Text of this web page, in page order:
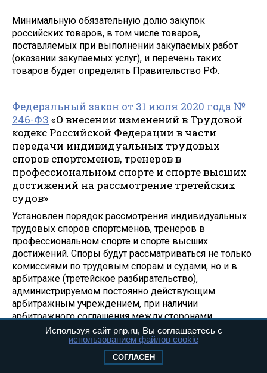
Минимальную обязательную долю закупок
российских товаров, в том числе товаров,
поставляемых при выполнении закупаемых работ
(оказании закупаемых услуг), и перечень таких
товаров будет определять Правительство РФ.
Федеральный закон от 31 июля 2020 года №
246-ФЗ «О внесении изменений в Трудовой
кодекс Российской Федерации в части
передачи индивидуальных трудовых
споров спортсменов, тренеров в
профессиональном спорте и спорте высших
достижений на рассмотрение третейских
судов»
Установлен порядок рассмотрения индивидуальных
трудовых споров спортсменов, тренеров в
профессиональном спорте и спорте высших
достижений. Споры будут рассматриваться не только
комиссиями по трудовым спорам и судами, но и в
арбитраже (третейское разбирательство),
администрируемом постоянно действующим
арбитражным учреждением, при наличии
арбитражного соглашения между сторонами
трудового договора.
Также установлен порядок заключения арбитражного
Используя сайт pnp.ru, Вы соглашаетесь с
использованием файлов cookie
СОГЛАСЕН